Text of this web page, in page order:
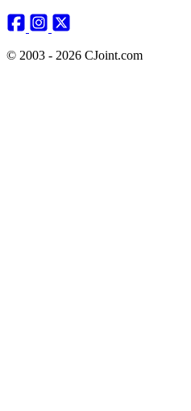
© 2003 - 2026 CJoint.com